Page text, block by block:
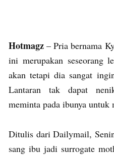
Hotmagz – Pria bernama
ini merupakan seseorang
akan tetapi dia sangat
Lantaran tak dapat
meminta pada ibunya untuk
Ditulis dari Dailymail,
sang ibu jadi surrogate